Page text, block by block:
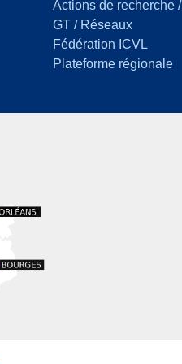
Actions de recherche /
GT / Réseaux
Fédération ICVL
Plateforme régionale